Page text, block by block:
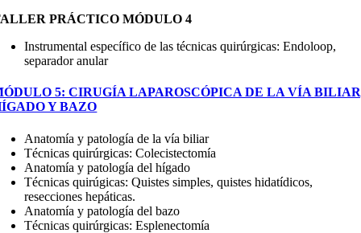
PRÁCTICO MÓDULO 4
Instrumental específico de las técnicas quirúrgicas: Endoloop,
separador anular
5: CIRUGÍA LAPAROSCÓPICA DE LA VÍA
Y BAZO
Anatomía y patología de la vía biliar
Técnicas quirúrgicas: Colecistectomía
Anatomía y patología del hígado
Técnicas quirúgicas: Quistes simples, quistes hidatídicos,
resecciones hepáticas.
Anatomía y patología del bazo
Técnicas quirúrgicas: Esplenectomía